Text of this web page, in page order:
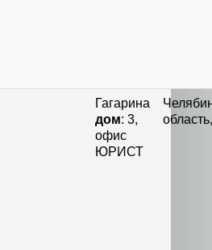
Гагарина
дом: 3,
офис
ЮРИСТ